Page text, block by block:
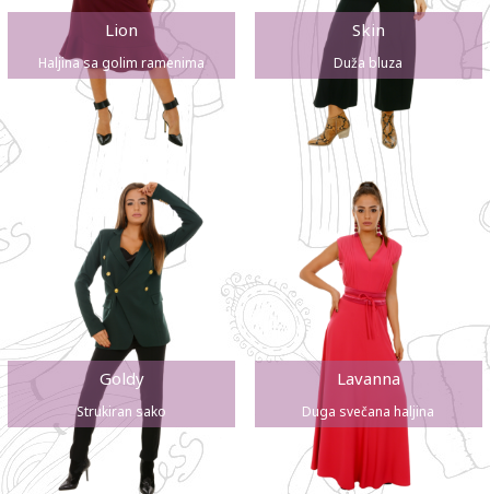
Lion
Haljina sa golim ramenima
Skin
Duža bluza
Goldy
Strukiran sako
Lavanna
Duga svečana haljina